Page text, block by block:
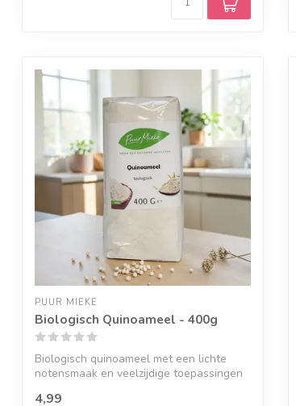
PUUR MIEKE
Biologisch Quinoameel - 400g
Biologisch quinoameel met een lichte
notensmaak en veelzijdige toepassingen
4,99